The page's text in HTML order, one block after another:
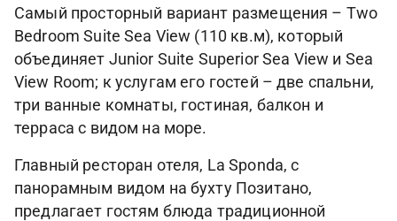
Самый просторный вариант размещения – Two
Bedroom Suite Sea View (110 кв.м), который
объединяет Junior Suite Superior Sea View и Sea
View Room; к услугам его гостей – две спальни,
три ванные комнаты, гостиная, балкон и
терраса с видом на море.
Главный ресторан отеля, La Sponda, с
панорамным видом на бухту Позитано,
предлагает гостям блюда традиционной